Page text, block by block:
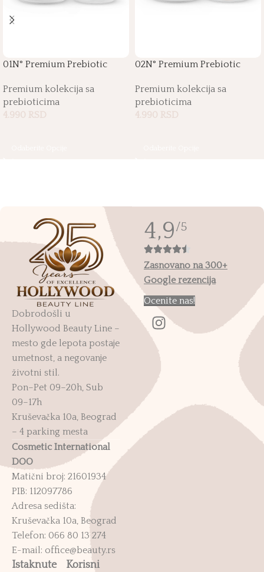
01N° Premium Prebiotic
Premium kolekcija sa
prebioticima
4.990 RSD
02N° Premium Prebiotic
Premium kolekcija sa
prebioticima
4.990 RSD
Dobrodošli u
Hollywood Beauty Line –
mesto gde lepota postaje
umetnost, a negovanje
životni stil.
Pon–Pet 09–20h, Sub
09–17h
Kruševačka 10a, Beograd
– 4 parking mesta
Cosmetic International
DOO
Matični broj: 21601934
PIB: 112097786
Adresa sedišta:
Kruševačka 10a, Beograd
Telefon: 066 80 13 274
E-mail: office@beauty.rs
Istaknute Korisni
4,9/5
Zasnovano na 300+
Google rezencija
Ocenite nas!